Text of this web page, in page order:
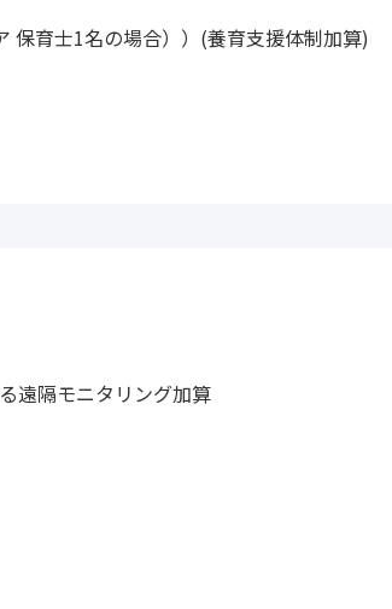
保育士1名の場合））(養育支援体制加算)
遠隔モニタリング加算